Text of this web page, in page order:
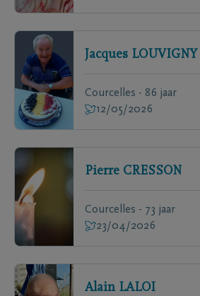
Jacques LOUVIGNY
Courcelles - 86 jaar
12/05/2026
Pierre CRESSON
Courcelles - 73 jaar
23/04/2026
Alain LALOI